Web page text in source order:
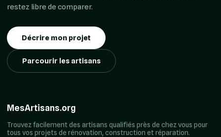
restez libre de comparer.
Décrire mon projet
Parcourir les artisans
MesArtisans.org
Trouvez facilement des artisans qualifiés près de chez vous pour
tous vos projets de rénovation, construction et réparation.